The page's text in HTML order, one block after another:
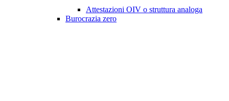
Attestazioni OIV o struttura analoga
Burocrazia zero